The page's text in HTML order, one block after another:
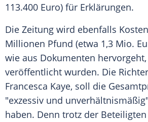
113.400 Euro) für Erklärungen.
Die Zeitung wird ebenfalls
Millionen Pfund (etwa 1,3 Mio.
wie aus Dokumenten
veröffentlicht wurden. Die
Francesca Kaye, soll die
"exzessiv und
haben. Denn trotz der